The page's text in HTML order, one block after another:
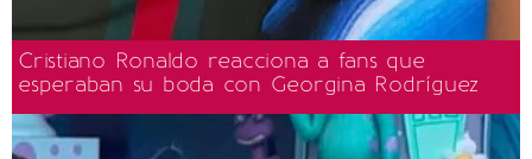
Cristiano Ronaldo reacciona a fans que
esperaban su boda con Georgina Rodríguez